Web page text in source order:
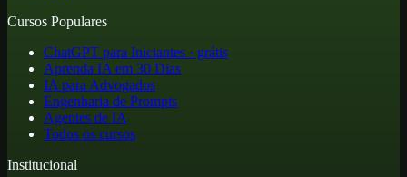
Cursos Populares
ChatGPT para Iniciantes · grátis
Aprenda IA em 30 Dias
IA para Advogados
Engenharia de Prompts
Agentes de IA
Todos os cursos
Institucional